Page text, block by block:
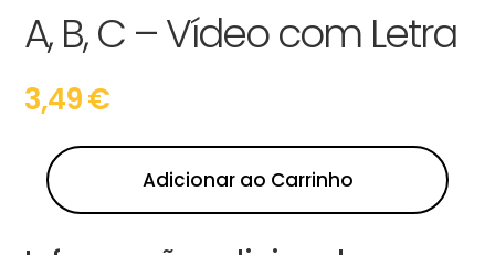
A, B, C – Vídeo com Letra
3,49€
Adicionar ao Carrinho